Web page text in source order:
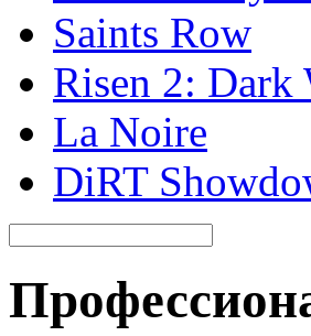
Saints Row
Risen 2: Dark
La Noire
DiRT